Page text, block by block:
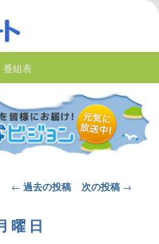
番組表
Post
← 過去の投稿 次の投稿 →
日